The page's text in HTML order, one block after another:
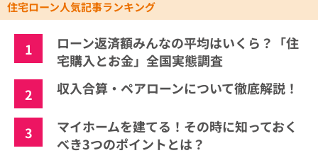
住宅ローン人気記事ランキング
1
ローン返済額みんなの平均はいくら？「住
宅購入とお金」全国実態調査
2
収入合算・ペアローンについて徹底解説！
3
マイホームを建てる！その時に知っておく
べき3つのポイントとは？